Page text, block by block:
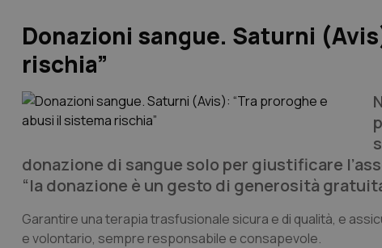
Donazioni sangue. Saturni
rischia”
donazione di sangue solo per giustificare
“la donazione è un gesto di generosità
Garantire una terapia trasfusionale sicura e di qualità, e
e volontario, sempre responsabile e consapevole.